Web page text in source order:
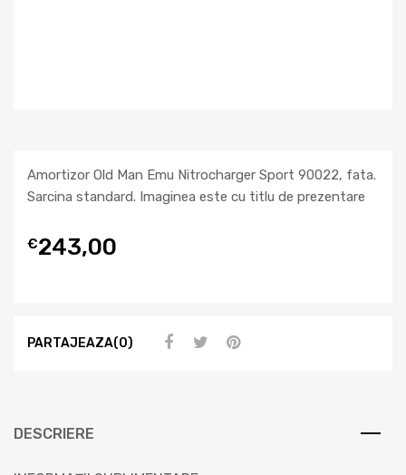
Amortizor Old Man Emu Nitrocharger Sport 90022, fata.
Sarcina standard. Imaginea este cu titlu de prezentare
€243,00
PARTAJEAZA(0)
DESCRIERE